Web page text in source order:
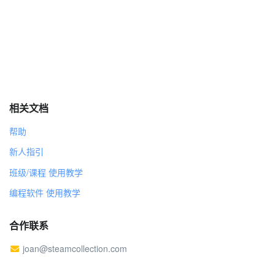
Strawberry
Candle
相关文档
帮助
新人指引
班级/课程 使用教学
编程软件 使用教学
合作联系
joan@steamcollection.com